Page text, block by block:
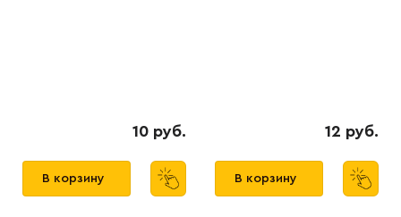
10 руб.
В корзину
12 руб.
В корзину